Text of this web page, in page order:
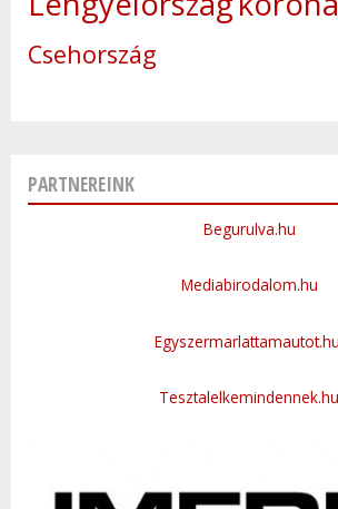
Csehország
PARTNEREINK
Begurulva.hu
Mediabirodalom.hu
Egyszermarlattamautot.hu
Tesztalelkemindennek.hu